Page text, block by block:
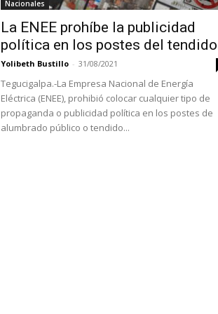
Nacionales
La ENEE prohíbe la publicidad
política en los postes del
Yolibeth Bustillo - 31/08/2021
Tegucigalpa.-La Empresa Nacional de Energía
Eléctrica (ENEE), prohibió colocar cualquier tipo de
propaganda o publicidad política en los postes de
alumbrado público o tendido...